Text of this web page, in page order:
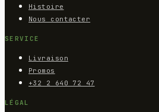
Histoire
Nous contacter
SERVICE
Livraison
Promos
+32 2 640 72 47
LÉGAL